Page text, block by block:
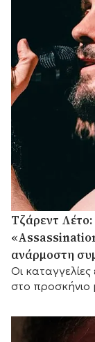
Τζάρεντ Λέτο:
ανάρμοστη
Οι
στο προσκήνιο